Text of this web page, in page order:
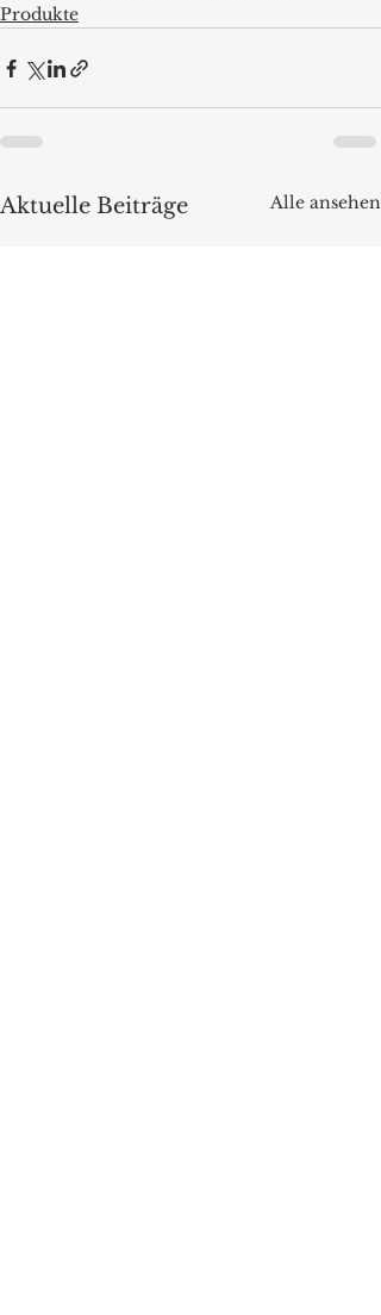
Produkte
Aktuelle Beiträge Alle ansehen